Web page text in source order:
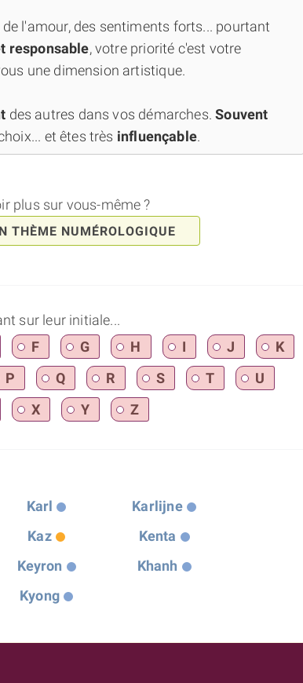
de l'amour, des sentiments forts... pourtant
responsable, votre priorité c'est votre
une dimension artistique.
des autres dans vos démarches.Souvent
et êtes très influençable.
plus sur vous-même ?
THÈME NUMÉROLOGIQUE
sur leur initiale...
F G H I J
K
P Q R S T
U
X Y Z
Karl
Karlijne
Kaz
Kenta
Keyron
Khanh
Kyong